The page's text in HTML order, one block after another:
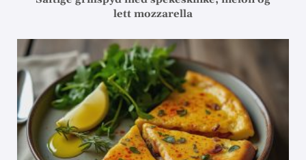
lett mozzarella